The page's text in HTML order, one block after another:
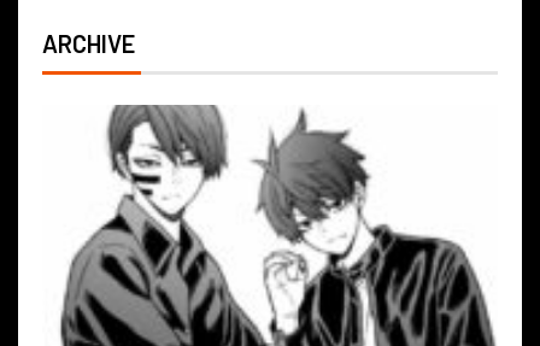
ARCHIVE